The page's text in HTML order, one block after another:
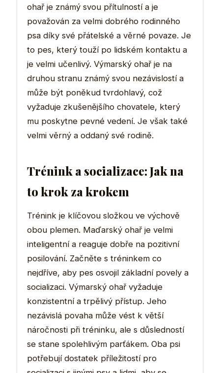
ohař je známý svou přítulností a je
považován za velmi dobrého rodinného
psa díky své přátelské a věrné povaze. Je
to pes, který touží po lidském kontaktu a
je velmi učenlivý. Výmarský ohař je na
druhou stranu známý svou nezávislostí a
může být poněkud tvrdohlavý, což
vyžaduje zkušenějšího chovatele, který
mu poskytne pevné vedení. Je však také
velmi věrný a oddaný své rodině.
Trénink a socializace: Jak na
to krok za krokem
Trénink je klíčovou složkou ve výchově
obou plemen. Maďarský ohař je velmi
inteligentní a reaguje dobře na pozitivní
posilování. Začněte s tréninkem co
nejdříve, aby pes osvojil základní povely a
socializaci. Výmarský ohař vyžaduje
konzistentní a trpělivý přístup. Jeho
nezávislá povaha může vést k větší
náročnosti při tréninku, ale s důsledností
se stane spolehlivým parťákem. Oba psi
potřebují dostatek příležitostí pro